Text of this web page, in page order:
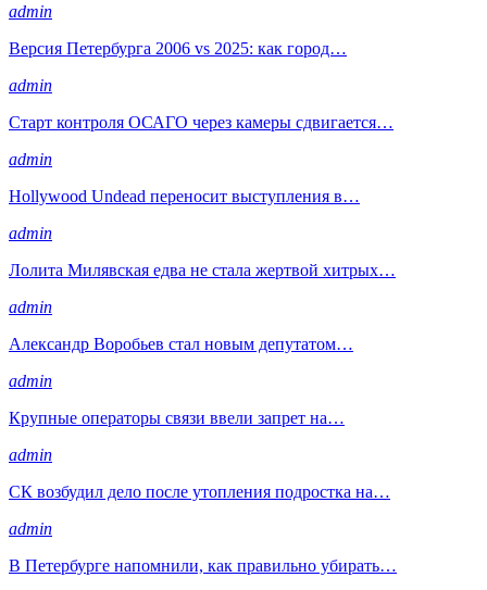
admin
Версия Петербурга 2006 vs 2025: как город…
admin
Старт контроля ОСАГО через камеры сдвигается…
admin
Hollywood Undead переносит выступления в…
admin
Лолита Милявская едва не стала жертвой хитрых…
admin
Александр Воробьев стал новым депутатом…
admin
Крупные операторы связи ввели запрет на…
admin
СК возбудил дело после утопления подростка на…
admin
В Петербурге напомнили, как правильно убирать…